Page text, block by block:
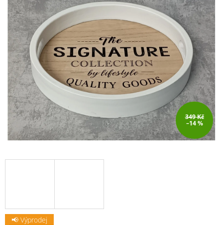
349 Kč
–14 %
📢 Výprodej